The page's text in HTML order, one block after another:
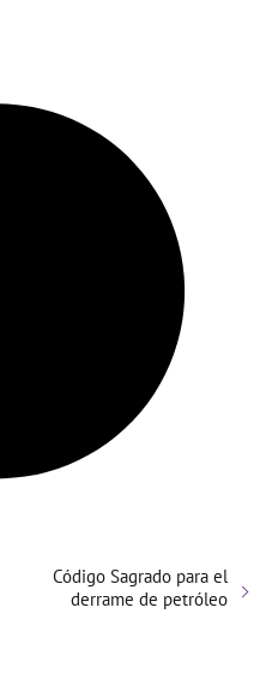
Código Sagrado para el
derrame de petróleo